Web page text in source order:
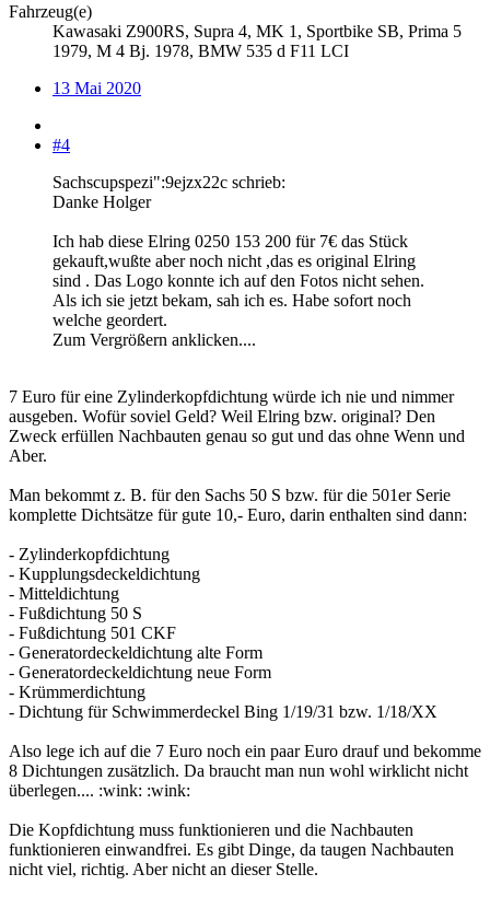
Fahrzeug(e)
Kawasaki Z900RS, Supra 4, MK 1, Sportbike SB, Prima 5
1979, M 4 Bj. 1978, BMW 535 d F11 LCI
13 Mai 2020
#4
Sachscupspezi":9ejzx22c schrieb:
Danke Holger
Ich hab diese Elring 0250 153 200 für 7€ das Stück
gekauft,wußte aber noch nicht ,das es original Elring
sind . Das Logo konnte ich auf den Fotos nicht sehen.
Als ich sie jetzt bekam, sah ich es. Habe sofort noch
welche geordert.
Zum Vergrößern anklicken....
7 Euro für eine Zylinderkopfdichtung würde ich nie und nimmer
ausgeben. Wofür soviel Geld? Weil Elring bzw. original? Den
Zweck erfüllen Nachbauten genau so gut und das ohne Wenn und
Aber.
Man bekommt z. B. für den Sachs 50 S bzw. für die 501er Serie
komplette Dichtsätze für gute 10,- Euro, darin enthalten sind dann:
- Zylinderkopfdichtung
- Kupplungsdeckeldichtung
- Mitteldichtung
- Fußdichtung 50 S
- Fußdichtung 501 CKF
- Generatordeckeldichtung alte Form
- Generatordeckeldichtung neue Form
- Krümmerdichtung
- Dichtung für Schwimmerdeckel Bing 1/19/31 bzw. 1/18/XX
Also lege ich auf die 7 Euro noch ein paar Euro drauf und bekomme
8 Dichtungen zusätzlich. Da braucht man nun wohl wirklicht nicht
überlegen.... :wink: :wink:
Die Kopfdichtung muss funktionieren und die Nachbauten
funktionieren einwandfrei. Es gibt Dinge, da taugen Nachbauten
nicht viel, richtig. Aber nicht an dieser Stelle.